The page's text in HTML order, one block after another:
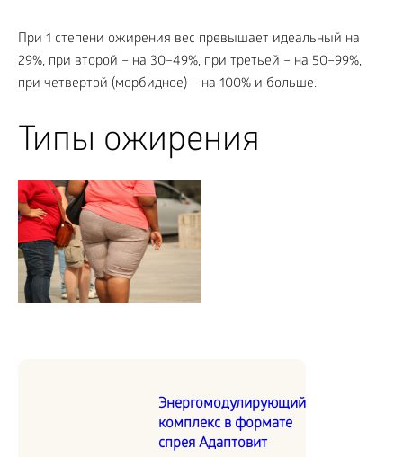
При 1 степени ожирения вес превышает идеальный на
29%, при второй – на 30–49%, при третьей – на 50–99%,
при четвертой (морбидное) – на 100% и больше.
Типы ожирения
Энергомодулирующий
комплекс в формате
спрея Адаптовит